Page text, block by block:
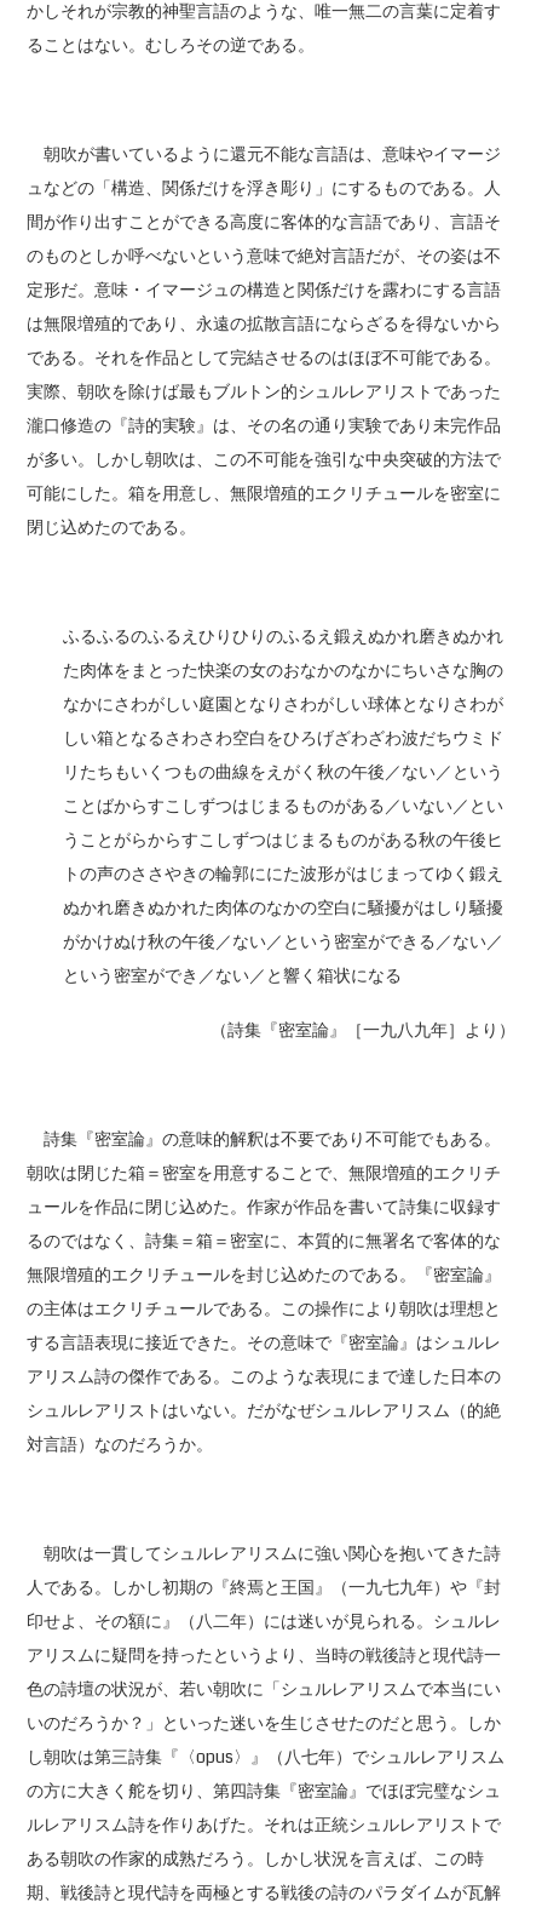
かしそれが宗教的神聖言語のような、唯一無二の言葉に定着す
ることはない。むしろその逆である。
朝吹が書いているように還元不能な言語は、意味やイマージ
ュなどの「構造、関係だけを浮き彫り」にするものである。人
間が作り出すことができる高度に客体的な言語であり、言語そ
のものとしか呼べないという意味で絶対言語だが、その姿は不
定形だ。意味・イマージュの構造と関係だけを露わにする言語
は無限増殖的であり、永遠の拡散言語にならざるを得ないから
である。それを作品として完結させるのはほぼ不可能である。
実際、朝吹を除けば最もブルトン的シュルレアリストであった
瀧口修造の『詩的実験』は、その名の通り実験であり未完作品
が多い。しかし朝吹は、この不可能を強引な中央突破的方法で
可能にした。箱を用意し、無限増殖的エクリチュールを密室に
閉じ込めたのである。
ふるふるのふるえひりひりのふるえ鍛えぬかれ磨きぬかれ
た肉体をまとった快楽の女のおなかのなかにちいさな胸の
なかにさわがしい庭園となりさわがしい球体となりさわが
しい箱となるさわさわ空白をひろげざわざわ波だちウミド
リたちもいくつもの曲線をえがく秋の午後／ない／という
ことばからすこしずつはじまるものがある／いない／とい
うことがらからすこしずつはじまるものがある秋の午後ヒ
トの声のささやきの輪郭ににた波形がはじまってゆく鍛え
ぬかれ磨きぬかれた肉体のなかの空白に騒擾がはしり騒擾
がかけぬけ秋の午後／ない／という密室ができる／ない／
という密室ができ／ない／と響く箱状になる
（詩集『密室論』［一九八九年］より）
詩集『密室論』の意味的解釈は不要であり不可能でもある。
朝吹は閉じた箱＝密室を用意することで、無限増殖的エクリチ
ュールを作品に閉じ込めた。作家が作品を書いて詩集に収録す
るのではなく、詩集＝箱＝密室に、本質的に無署名で客体的な
無限増殖的エクリチュールを封じ込めたのである。『密室論』
の主体はエクリチュールである。この操作により朝吹は理想と
する言語表現に接近できた。その意味で『密室論』はシュルレ
アリスム詩の傑作である。このような表現にまで達した日本の
シュルレアリストはいない。だがなぜシュルレアリスム（的絶
対言語）なのだろうか。
朝吹は一貫してシュルレアリスムに強い関心を抱いてきた詩
人である。しかし初期の『終焉と王国』（一九七九年）や『封
印せよ、その額に』（八二年）には迷いが見られる。シュルレ
アリスムに疑問を持ったというより、当時の戦後詩と現代詩一
色の詩壇の状況が、若い朝吹に「シュルレアリスムで本当にい
いのだろうか？」といった迷いを生じさせたのだと思う。しか
し朝吹は第三詩集『〈opus〉』（八七年）でシュルレアリスム
の方に大きく舵を切り、第四詩集『密室論』でほぼ完璧なシュ
ルレアリスム詩を作りあげた。それは正統シュルレアリストで
ある朝吹の作家的成熟だろう。しかし状況を言えば、この時
期、戦後詩と現代詩を両極とする戦後の詩のパラダイムが瓦解